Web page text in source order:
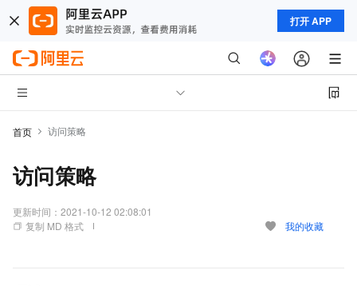
打开 APP
首页 访问策略
访问策略
更新时间： 2021-10-12 02:08:01
复制 MD 格式
我的收藏